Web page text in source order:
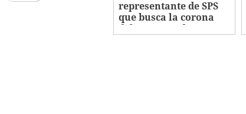
representante de SPS
que busca la corona
del Miss Honduras